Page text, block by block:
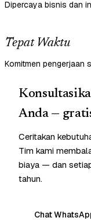
Dipercaya bisnis dan
Tepat Waktu
Komitmen pengerjaan
Anda —
Ceritakan
Tim kami
biaya — dan
tahun.
Chat